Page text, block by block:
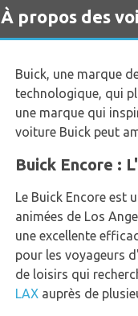
À propos des
Buick, une marque
technologique, qui
une marque qui
voiture Buick peut
Buick Encore :
Le Buick Encore est
animées de Los
une excellente
pour les voyageurs
de loisirs qui
LAX auprès de